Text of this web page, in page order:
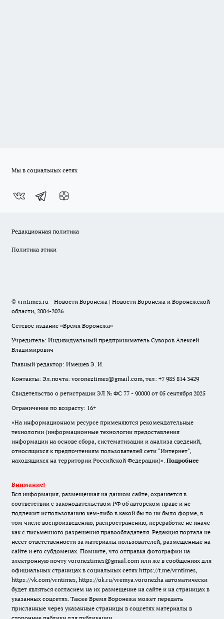
Мы в социальных сетях
Редакционная политика
Политика этики
© vrntimes.ru - Новости Воронежа | Новости Воронежа и Воронежской
области, 2004-2026
Сетевое издание «Время Воронежа»
Учредитель: Индивидуальный предприниматель Суворов Алексей
Владимирович
Главный редактор: Имешев Э. И.
Контакты: Эл.почта: voroneztimes@gmail.com, тел: +7 985 814 3429
Свидетельство о регистрации ЭЛ № ФС 77 - 90000 от 05 сентября 2025
Ограничение по возрасту: 16+
«На информационном ресурсе применяются рекомендательные
технологии (информационные технологии предоставления
информации на основе сбора, систематизации и анализа сведений,
относящихся к предпочтениям пользователей сети "Интернет",
находящихся на территории Российской Федерации)». Подробнее
Внимание!
Вся информация, размещенная на данном сайте, охраняется в
соответствии с законодательством РФ об авторском праве и не
подлежит использованию кем-либо в какой бы то ни было форме, в
том числе воспроизведению, распространению, переработке не иначе
как с письменного разрешения правообладателя. Редакция портала не
несет ответственности за материалы пользователей, размещенные на
сайте и его субдоменах. Помните, что отправка фотографии на
электронную почту voroneztimes@gmail.com или же в сообщениях для
официальных страницах в социальных сетях https://t.me/vrntimes,
https://vk.com/vrntimes, https://ok.ru/vremya.voronezha автоматически
будет являться согласием на их размещение на сайте и на страницах в
указанных соцсетях. Также Время Воронежа может передать
присланные через указанные страницы в соцсетях материалы в